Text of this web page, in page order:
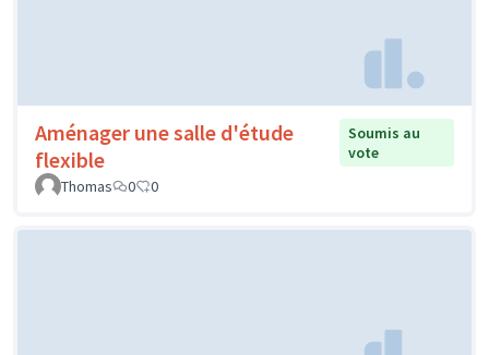
Aménager une salle d'étude
flexible
Soumis au
vote
Thomas
0 0